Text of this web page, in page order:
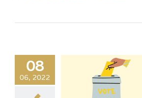
08
06, 2022